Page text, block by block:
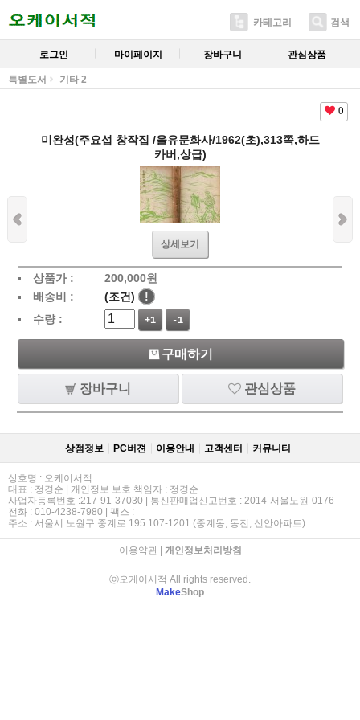
카테고리 검색
로그인 마이페이지 장바구니 관심상품
특별도서 기타 2
0
미완성(주요섭 창작집 /을유문화사/1962(초),313쪽,하드
카버,상급)
상세보기
상품가 : 200,000원
배송비 :
(조건)
!
수량 :
+1 -1
구매하기
장바구니 관심상품
상점정보 PC버젼 이용안내 고객센터 커뮤니티
상호명 : 오케이서적
대표 : 정경순 | 개인정보 보호 책임자 : 정경순
사업자등록번호 :217-91-37030 | 통신판매업신고번호 : 2014-서울노원-0176
전화 : 010-4238-7980 | 팩스 :
주소 : 서울시 노원구 중계로 195 107-1201 (중계동, 동진, 신안아파트)
이용약관| 개인정보처리방침
ⓒ오케이서적 All rights reserved.
MakeShop